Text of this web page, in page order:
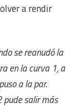
a rendir
se reanudó la
en la curva 1, a
a la par.
pude salir más